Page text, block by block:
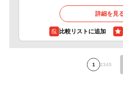
詳細を見
比較リストに追加
1 2345